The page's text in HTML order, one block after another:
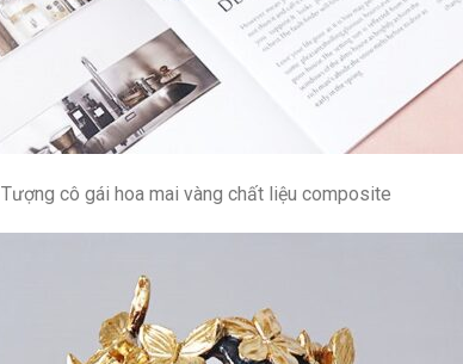
Tượng cô gái hoa mai vàng chất liệu composite